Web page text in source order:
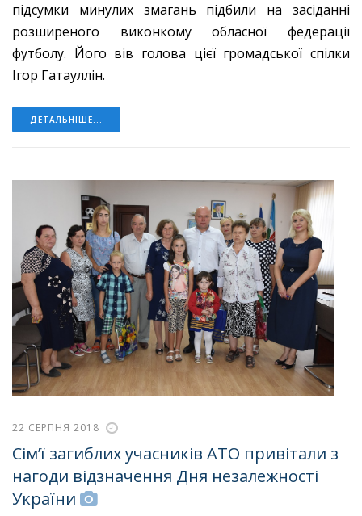
підсумки минулих змагань підбили на засіданні
розширеного виконкому обласної федерації
футболу. Його вів голова цієї громадської спілки
Ігор Гатауллін.
ДЕТАЛЬНІШЕ...
22 СЕРПНЯ 2018
Сім’ї загиблих учасників АТО привітали з
нагоди відзначення Дня незалежності
України